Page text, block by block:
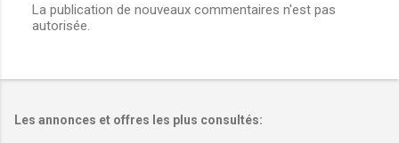
La publication de nouveaux commentaires n'est pas
autorisée.
Les annonces et offres les plus consultés: